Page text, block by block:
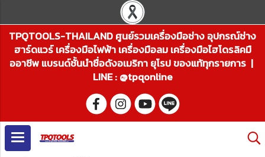
TPQTOOLS-THAILAND ศูนย์รวมเครื่องมือช่าง อุปกรณ์ช่าง
ฮาร์ดแวร์ เครื่องมือไฟฟ้า เครื่องมือลม เครื่องมือไฮโดรลิคมื
ออาชีพ แบรนด์ชั้นนำชื่อดังอเมริกา ยุโรป ของแท้ทุกรายการ |
LINE : @tpqonline